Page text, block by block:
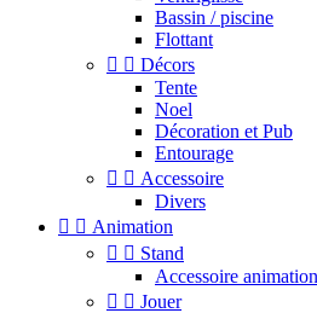
Bassin / piscine
Flottant
  Décors
Tente
Noel
Décoration et Pub
Entourage
  Accessoire
Divers
  Animation
  Stand
Accessoire animation
  Jouer